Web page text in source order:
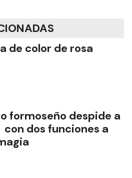
de color de rosa
formoseño despide a
con dos funciones a